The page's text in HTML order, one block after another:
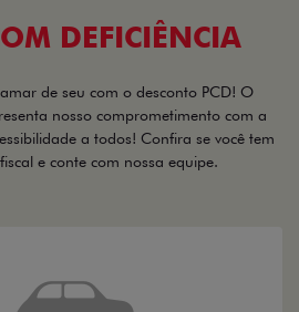
DEFICIÊNCIA
de seu com o desconto PCD! O
nosso comprometimento com a
a todos! Confira se você tem
e conte com nossa equipe.